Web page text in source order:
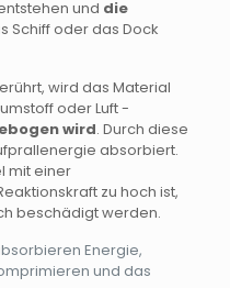
und die
Schiff oder das Dock
wird das Material
oder Luft -
wird. Durch diese
absorbiert.
mit einer
zu hoch ist,
beschädigt werden.
Energie,
und das